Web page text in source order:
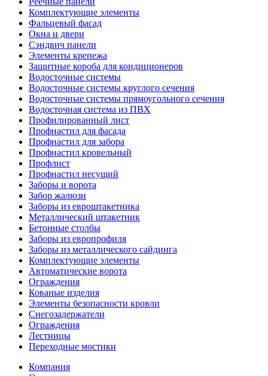
Комплектующие элементы
Фальцевый фасад
Окна и двери
Сэндвич панели
Элементы крепежа
Защитные короба для кондиционеров
Водосточные системы
Водосточные системы круглого сечения
Водосточные системы прямоугольного сечения
Водосточная система из ПВХ
Профилированный лист
Профнастил для фасада
Профнастил для забора
Профнастил кровельный
Профлист
Профнастил несущий
Заборы и ворота
Забор жалюзи
Заборы из евроштакетника
Металлический штакетник
Бетонные столбы
Заборы из европрофиля
Заборы из металлического сайдинга
Комплектующие элементы
Автоматические ворота
Ограждения
Кованые изделия
Элементы безопасности кровли
Снегозадержатели
Ограждения
Лестницы
Переходные мостики
Компания